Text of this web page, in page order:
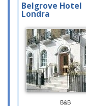
Belgrove Hotel
Londra
B&B